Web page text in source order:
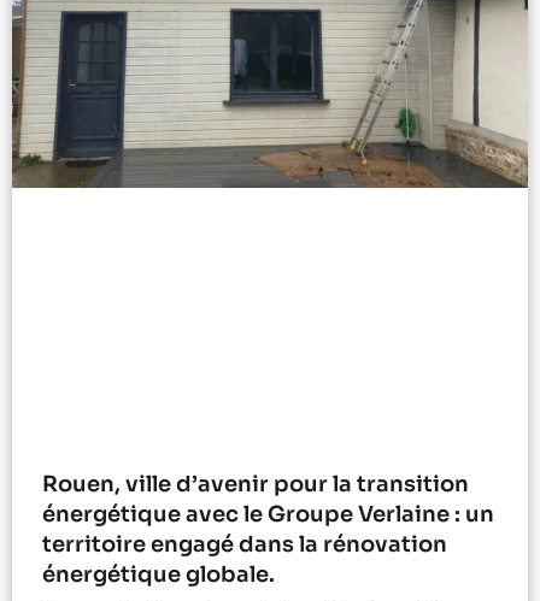
Rouen, ville d’avenir pour la transition
énergétique avec le Groupe Verlaine : un
territoire engagé dans la rénovation
énergétique globale.